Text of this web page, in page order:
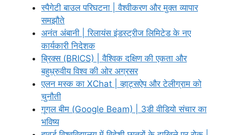
स्पैगेटी बाउल परिघटना | वैश्वीकरण और मुक्त व्यापार
समझौते
अनंत अंबानी | रिलायंस इंडस्ट्रीज लिमिटेड के नए
कार्यकारी निदेशक
ब्रिक्स (BRICS) | वैश्विक दक्षिण की एकता और
बहुध्रुवीय विश्व की ओर अग्रसर
एलन मस्क का XChat | व्हाट्सऐप और टेलीग्राम को
चुनौती
गूगल बीम (Google Beam) | 3डी वीडियो संचार का
भविष्य